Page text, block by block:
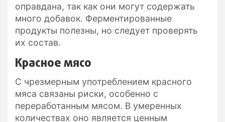
оправдана, так как они могут содержать
много добавок. Ферментированные
продукты полезны, но следует проверять
их состав.
Красное мясо
С чрезмерным употреблением красного
мяса связаны риски, особенно с
переработанным мясом. В умеренных
количествах оно является ценным